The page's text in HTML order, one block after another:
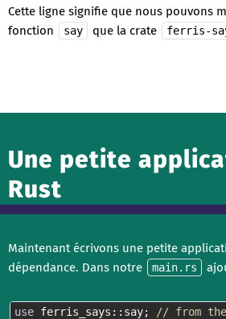
Cette ligne signifie que nous pouvons
fonction
say que la crate ferris-
Une petite
Rust
Maintenant écrivons une petite
dépendance. Dans notre
main.rs
use ferris_says::say;
// from